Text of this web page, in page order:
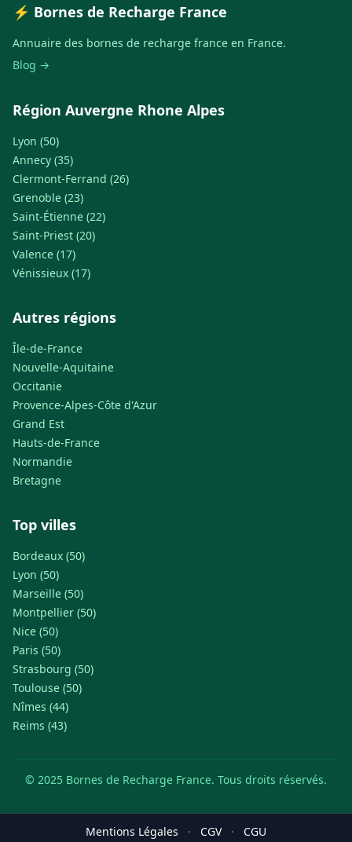
⚡ Bornes de Recharge France
Annuaire des bornes de recharge france en France.
Blog →
Région Auvergne Rhone Alpes
Lyon (50)
Annecy (35)
Clermont-Ferrand (26)
Grenoble (23)
Saint-Étienne (22)
Saint-Priest (20)
Valence (17)
Vénissieux (17)
Autres régions
Île-de-France
Nouvelle-Aquitaine
Occitanie
Provence-Alpes-Côte d'Azur
Grand Est
Hauts-de-France
Normandie
Bretagne
Top villes
Bordeaux (50)
Lyon (50)
Marseille (50)
Montpellier (50)
Nice (50)
Paris (50)
Strasbourg (50)
Toulouse (50)
Nîmes (44)
Reims (43)
© 2025 Bornes de Recharge France. Tous droits réservés.
Mentions Légales · CGV · CGU